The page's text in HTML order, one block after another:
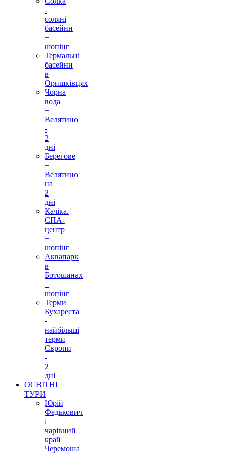
-
соляні
басейни
+
шопінг
Термальні
басейни
в
Оришківцях
Чорна
вода
+
Велятино
-
2
дні
Берегове
+
Велятино
на
2
дні
Качіка.
СПА-
центр
+
шопінг
Аквапарк
в
Ботошанах
+
шопінг
Терми
Бухареста
-
найбільші
терми
Європи
-
2
дні
ОСВІТНІ
ТУРИ
Юрій
Федькович
і
чарівний
край
Черемоша